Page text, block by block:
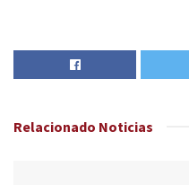
Relacionado Noticias